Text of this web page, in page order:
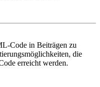
Code in Beiträgen zu
die
erreicht werden.